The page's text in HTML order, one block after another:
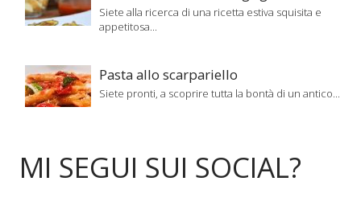
Siete alla ricerca di una ricetta estiva squisita e
appetitosa...
Pasta allo scarpariello
Siete pronti, a scoprire tutta la bontà di un antico...
MI SEGUI SUI SOCIAL?